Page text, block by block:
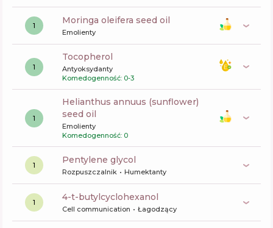
1 moringa oleifera seed oil
Emolienty
1
tocopherol
Antyoksydanty
Komedogenność: 0-3
1
helianthus annuus (sunflower)
seed oil
Emolienty
Komedogenność: 0
1 pentylene glycol
Rozpuszczalnik Humektanty
1 4-t-butylcyclohexanol
Cell communication Łagodzący